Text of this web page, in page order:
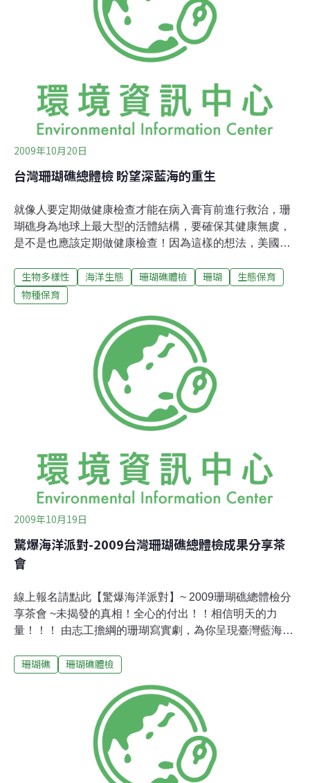
透過海洋專業知識與行動，透過珊瑚總體檢主題網站傳
播，除了讓社會更認識台灣珊瑚的現況與危機，進而產生
行動。他指出，這次的珊瑚總體檢也嘗試透過生態工作假
期的運作方式，廣納居民的意見提供志工參考，讓潛水本
美國JPF音樂大獎的
2009年10月20日
台灣珊瑚礁總體檢 盼望深藍海的重生
就像人要定期做健康檢查才能在病入膏肓前進行救治，珊
瑚礁身為地球上最大型的活體結構，要確保其健康無虞，
是不是也應該定期做健康檢查！因為這樣的想法，美國珊
(Reef Check)」，希望能透過各國學者和民間潛水客的參
與，用統一的標準化調查法交織成監測全球珊瑚的網絡，
也早從1997年便由中華民國珊瑚礁學會率領研究人員開始
為台灣珊瑚進行體檢！2009，台灣珊瑚礁總體檢新紀元今
年，在剛歡慶完全球二度珊瑚礁年(2008)的此時，台灣珊
瑚礁總體檢首次交由非政府、非營利團體主辦，目的就是
要落實行動展開的初衷，希望平常就喜愛悠游大海的潛水
客，能於習得體檢方法後，協助收集珊瑚礁的健康資料並
記錄海洋生態狀況；畢竟，單靠少數研究人員是無法完成
不如一位
生物多樣性 海洋生態 珊瑚礁體檢 珊瑚
生態保育
物種保育
2009年10月19日
驚爆海洋派對-2009台灣珊瑚礁總體檢成果分享茶
會
線上報名請點此【驚爆海洋派對】~ 2009珊瑚礁總體檢分
享茶會 ~未揭發的真相！全心的付出！！相信明天的力
量！！！ 由志工擔綱的珊瑚寫實劇，為你呈現臺灣藍海世
東北角一直做到九月的蘭嶼但是既然要體檢，當然就要完
Go~ 東北角、綠島、澎湖、台東杉原、小琉球、蘭嶼藍色
波紋之下的珊瑚世界，有了一群異常專心及忙碌的潛水客
被大海擁抱的感動，讓他們比一般人更在乎海洋的處境，
因此付出行動為珊瑚礁進行體檢一身潛水的好功夫，讓這
些潛水客也比一般人更了解水下發生什麼事？
珊瑚礁 珊瑚礁體檢